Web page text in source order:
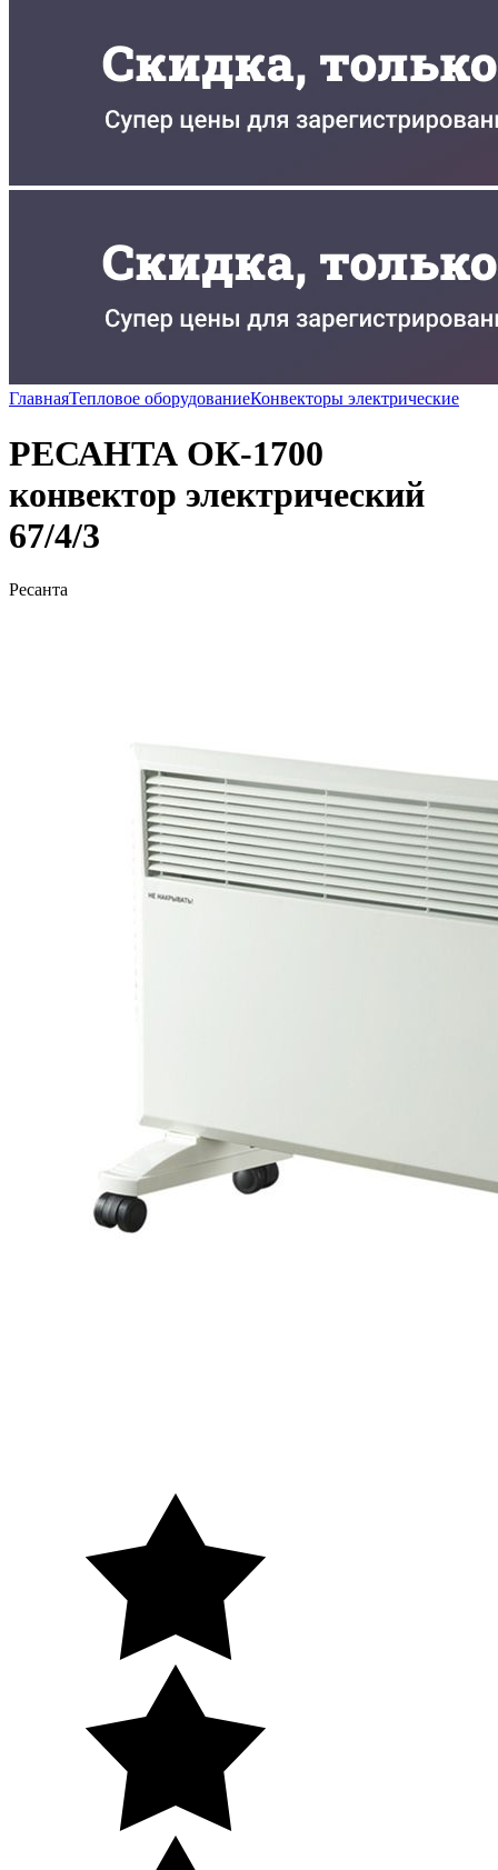
ГлавнаяТепловое оборудованиеКонвекторы электрические
РЕСАНТА ОК-1700
конвектор электрический
67/4/3
Ресанта